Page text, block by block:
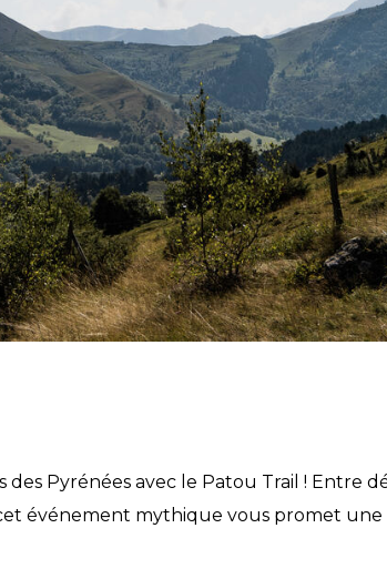
Pyrénées avec le Patou Trail ! Entre
événement mythique vous promet une